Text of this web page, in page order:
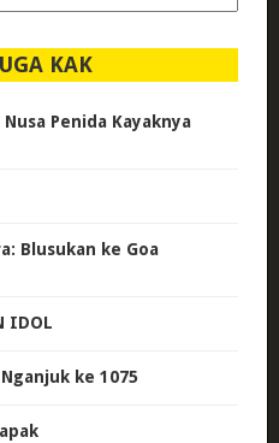
KAK
Penida Kayaknya
Blusukan ke Goa
IDOL
ke 1075